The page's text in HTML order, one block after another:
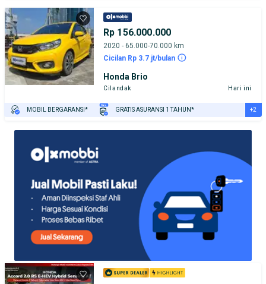
Rp 156.000.000
2020 - 65.000-70.000 km
Cicilan Rp 3.7 jt/bulan
Honda Brio
Cilandak Hari ini
MOBIL BERGARANSI* GRATIS ASURANSI 1 TAHUN* +2